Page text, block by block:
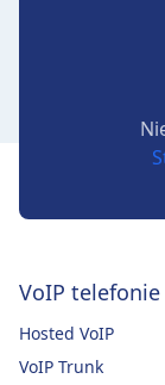
VoIP telefonie
Hosted VoIP
VoIP Trunk